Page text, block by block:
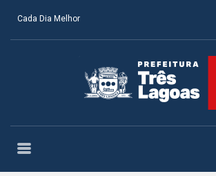
Cada Dia Melhor